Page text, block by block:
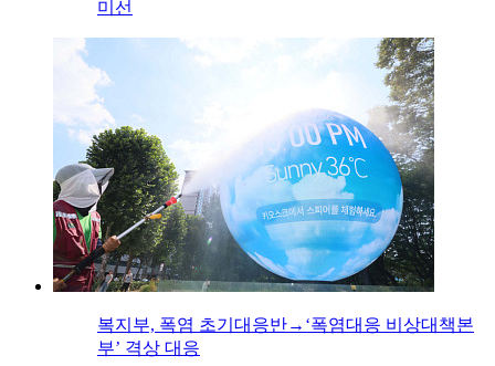
미선
복지부, 폭염 초기대응반→‘폭염대응 비상대책본
부’ 격상 대응